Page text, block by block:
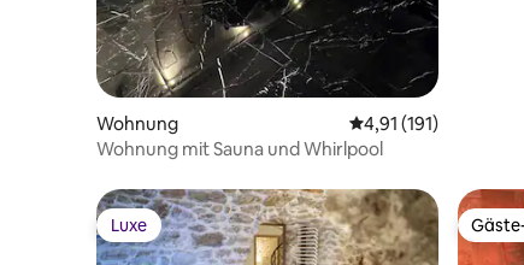
Wohnung Durchschnittliche
4,91 (191)
Wohnung mit Sauna und Whirlpool
Luxe
Luxe